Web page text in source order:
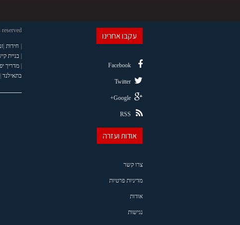
עקבו אחרינו
Facebook
Twitter
Google+
RSS
אודות ועזרה
צרו קשר
מדיניות פרטיות
אודות
נגישות
| חידות |
| בניית
| מדריך
בתאילנד|